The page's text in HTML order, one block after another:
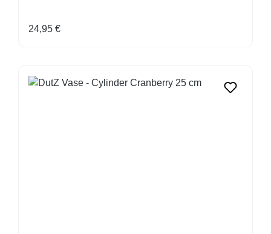
Regulärer Preis:
24,95 €